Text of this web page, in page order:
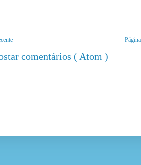
comentários ( Atom )